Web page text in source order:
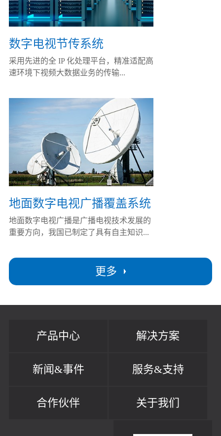
更多
数字电视节传系统
采用先进的全 IP 化处理平台，精准适配高
速环境下视频大数据业务的传输...
地面数字电视广播覆盖系统
地面数字电视广播是广播电视技术发展的
重要方向，我国已制定了具有自主知识...
产品中心 解决方案
新闻&事件 服务&支持
合作伙伴 关于我们